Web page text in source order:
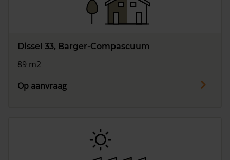
Dissel 33, Barger-Compascuum
89 m2
Op aanvraag